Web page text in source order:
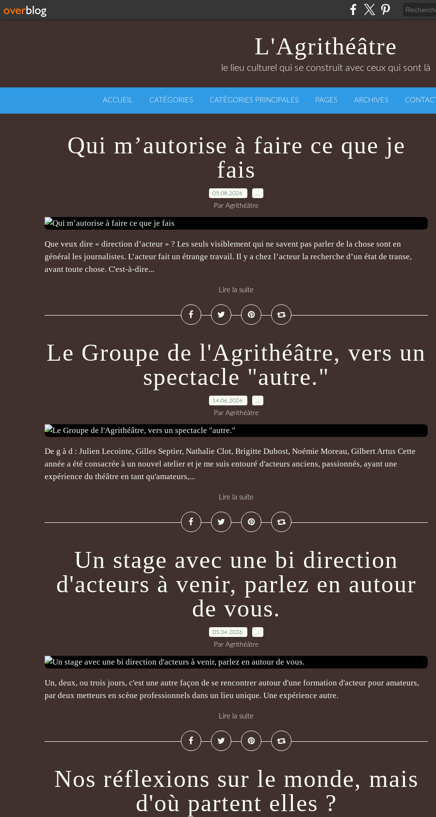
L'Agrithéâtre
le lieu culturel qui se construit avec ceux qui sont là
ACCUEIL CATÉGORIES CATÉGORIES PRINCIPALES PAGES ARCHIVES CONTACT
Qui m’autorise à faire ce que je
fais
05.08.2026
Par Agrithéâtre
Que veux dire « direction d’acteur » ? Les seuls visiblement qui ne savent pas parler de la chose sont en
général les journalistes. L’acteur fait un étrange travail. Il y a chez l’acteur la recherche d’un état de transe,
avant toute chose. C'est-à-dire...
Lire la suite
Le Groupe de l'Agrithéâtre, vers un
spectacle "autre."
14.06.2026
Par Agrithéâtre
De g à d : Julien Lecointe, Gilles Septier, Nathalie Clot, Brigitte Dubost, Noémie Moreau, Gilbert Artus Cette
année a été consacrée à un nouvel atelier et je me suis entouré d'acteurs anciens, passionnés, ayant une
expérience du théâtre en tant qu'amateurs,...
Lire la suite
Un stage avec une bi direction
d'acteurs à venir, parlez en autour
de vous.
05.04.2026
Par Agrithéâtre
Un, deux, ou trois jours, c'est une autre façon de se rencontrer autour d'une formation d'acteur pour amateurs,
par deux metteurs en scène professionnels dans un lieu unique. Une expérience autre.
Lire la suite
Nos réflexions sur le monde, mais
d'où partent elles ?